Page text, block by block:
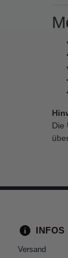
Die
INFOS
Versand